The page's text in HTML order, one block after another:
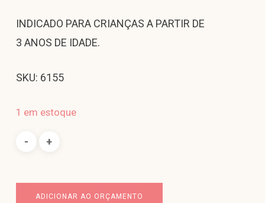
INDICADO PARA CRIANÇAS A PARTIR DE
3 ANOS DE IDADE.
SKU: 6155
1 em estoque
ADICIONAR AO ORÇAMENTO